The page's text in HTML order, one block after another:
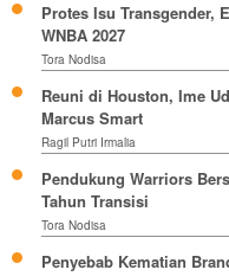
Protes Isu Transgender,
WNBA 2027
Tora Nodisa
Reuni di Houston, Ime
Marcus Smart
Ragil Putri Irmalia
Pendukung Warriors
Tahun Transisi
Tora Nodisa
Penyebab Kematian